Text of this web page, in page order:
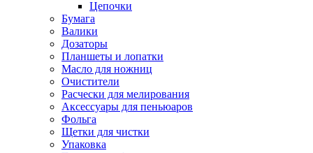
Цепочки
Бумага
Валики
Дозаторы
Планшеты и лопатки
Масло для ножниц
Очистители
Расчески для мелирования
Аксессуары для пеньюаров
Фольга
Щетки для чистки
Упаковка